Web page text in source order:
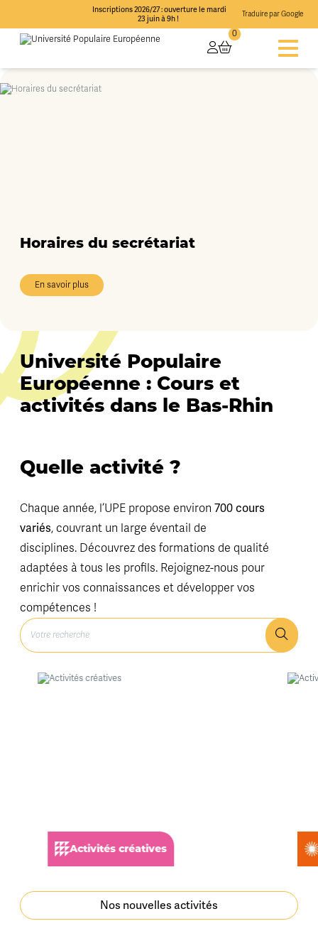
Inscriptions 2026/27 : ouverture le mardi
23 juin à 9h !
Traduire par Google
0
Horaires du secrétariat
En savoir plus
Université Populaire
Européenne : Cours et
activités dans le Bas-Rhin
Quelle activité ?
Chaque année, l’UPE propose environ 700 cours
variés, couvrant un large éventail de
disciplines. Découvrez des formations de qualité
adaptées à tous les profils. Rejoignez-nous pour
enrichir vos connaissances et développer vos
compétences !
Activités créatives
Nos nouvelles activités